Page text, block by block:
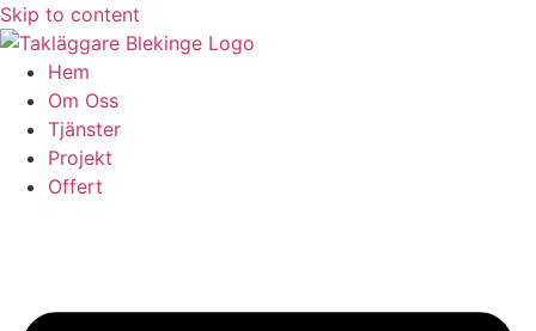
Skip to content
Hem
Om Oss
Tjänster
Projekt
Offert